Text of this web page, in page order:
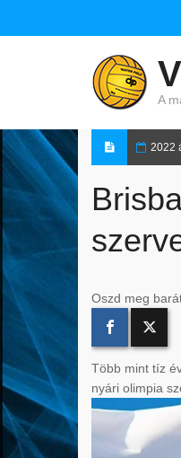
A
2022
Oszd meg
Több mint tíz
nyári olimpia